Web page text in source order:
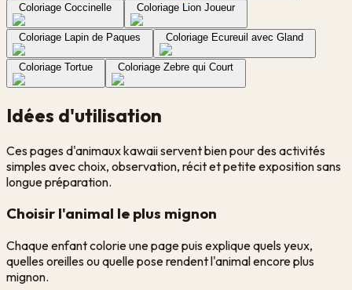
Coloriage Coccinelle Coloriage Lion Joueur
Coloriage Lapin de Paques Coloriage Ecureuil avec Gland
Coloriage Tortue Coloriage Zebre qui Court
Idées d'utilisation
Ces pages d'animaux kawaii servent bien pour des activités
simples avec choix, observation, récit et petite exposition sans
longue préparation.
Choisir l'animal le plus mignon
Chaque enfant colorie une page puis explique quels yeux,
quelles oreilles ou quelle pose rendent l'animal encore plus
mignon.